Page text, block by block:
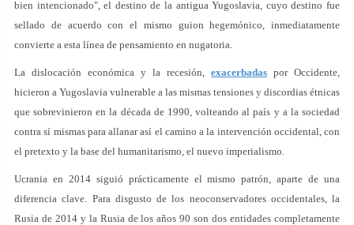
bien intencionado", el destino de la antigua Yugoslavia, cuyo destino fue
sellado de acuerdo con el mismo guion hegemónico, inmediatamente
convierte a esta línea de pensamiento en nugatoria.
La dislocación económica y la recesión, exacerbadas por Occidente,
hicieron a Yugoslavia vulnerable a las mismas tensiones y discordias étnicas
que sobrevinieron en la década de 1990, volteando al país y a la sociedad
contra sí mismas para allanar así el camino a la intervención occidental, con
el pretexto y la base del humanitarismo, el nuevo imperialismo.
Ucrania en 2014 siguió prácticamente el mismo patrón, aparte de una
diferencia clave. Para disgusto de los neoconservadores occidentales, la
Rusia de 2014 y la Rusia de los años 90 son dos entidades completamente